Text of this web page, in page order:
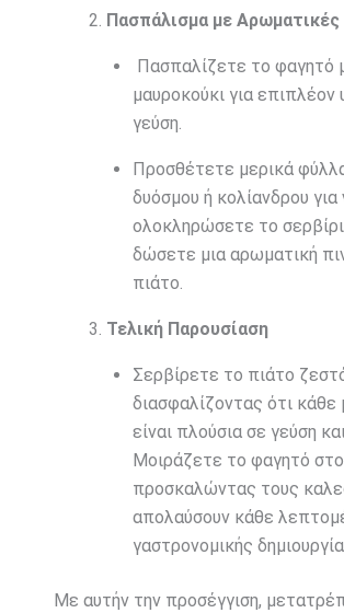
Πασπάλισμα με
Πασπαλίζετε το φαγητό
μαυροκούκι για επιπλέον
γεύση.
Προσθέτετε μερικά
δυόσμου ή κολίανδρου για
ολοκληρώσετε το
δώσετε μια αρωματική
πιάτο.
Τελική Παρουσίαση
Σερβίρετε το πιάτο
διασφαλίζοντας ότι κάθε
είναι πλούσια σε γεύση
Μοιράζετε το φαγητό
προσκαλώντας τους
απολαύσουν κάθε
γαστρονομικής
Με αυτήν την προσέγγιση,